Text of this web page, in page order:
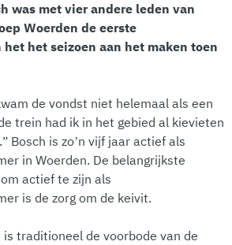
was met vier andere leden van
Woerden de eerste
het seizoen aan het maken toen
de vondst niet helemaal als een
trein had ik in het gebied al kievieten
Bosch is zo’n vijf jaar actief als
in Woerden. De belangrijkste
actief te zijn als
is de zorg om de keivit.
traditioneel de voorbode van de